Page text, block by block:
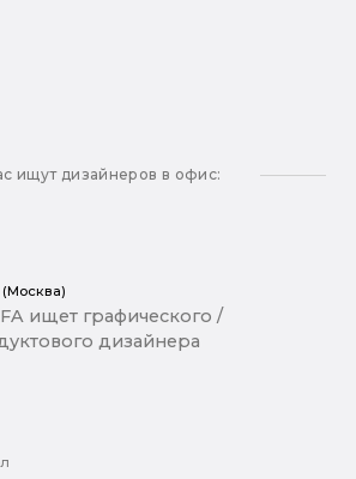
ищут дизайнеров в офис:
ищет графического /
дизайнера